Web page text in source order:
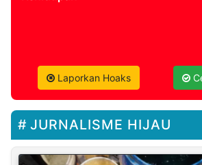
Laporkan Hoaks
JURNALISME HIJAU